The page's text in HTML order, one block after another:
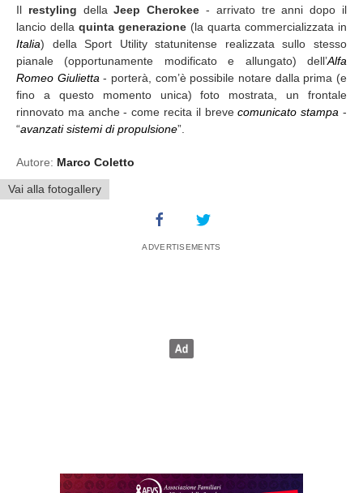
Il restyling dellaJeep Cherokee - arrivato tre anni dopo il
lancio della quinta generazione (la quarta commercializzata in
Italia) della Sport Utility statunitense realizzata sullo stesso
pianale (opportunamente modificato e allungato) dell’Alfa
Romeo Giulietta - porterà, com’è possibile notare dalla prima (e
fino a questo momento unica) foto mostrata, un frontale
rinnovato ma anche - come recita il brevecomunicato stampa -
“avanzati sistemi di propulsione”.
Autore: Marco Coletto
Vai alla fotogallery